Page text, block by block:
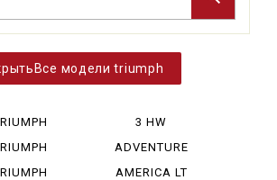
Все модели triumph
3 HW
ADVENTURE
AMERICA LT